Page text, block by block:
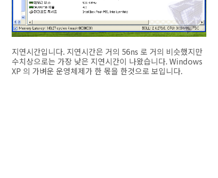
지연시간입니다. 지연시간은 거의 56ns 로 거의 비슷했지만
수치상으로는 가장 낮은 지연시간이 나왔습니다. Windows
XP 의 가벼운 운영체제가 한 몫을 한것으로 보입니다.